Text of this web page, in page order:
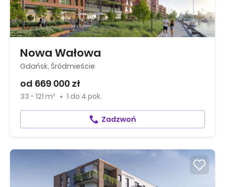
Nowa Wałowa
Gdańsk, Śródmieście
od 669 000 zł
33 - 121 m² 1 do 4 pok.
Zadzwoń